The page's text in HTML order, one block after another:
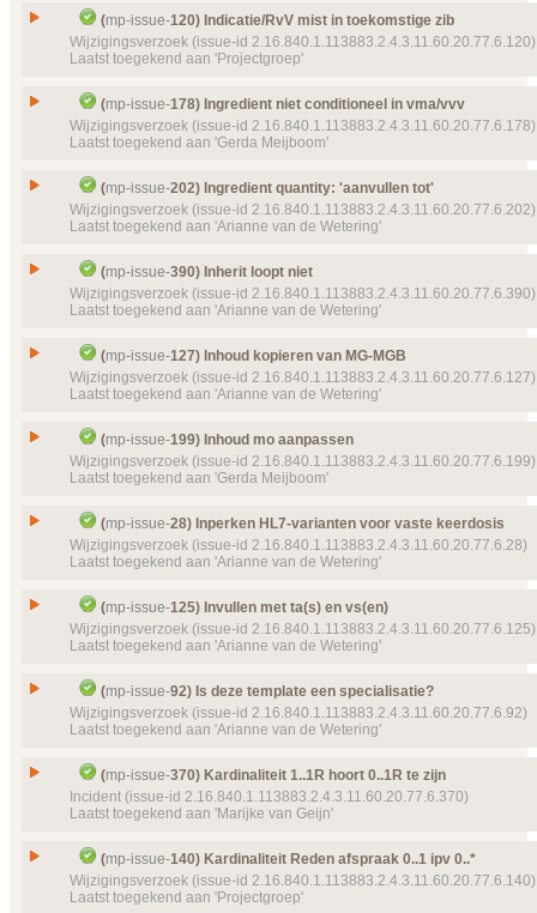
Status
Gesloten, toegekend
Prioriteit
normaal
Issue
Indicatie laten vervallen ten gunste van 'concern'
mp-issue-168
Wijzigingsverzoek
Gesloten, toegekend
Prioriteit
normaal
Object(en)
Doel van verwijzing ontbreekt
IssueReden van voorschrijven toevoegen
Details
Klik hier voor alle issuedetails
(mp-issue-120) Indicatie/RvV mist in toekomstige zib
Wijzigingsverzoek (issue-id 2.16.840.1.113883.2.4.3.11.60.20.77.6.120)
Laatst toegekend aan 'Projectgroep'
Issue
Indicatie/RvV mist in toekomstige zib
mp-issue-120
Wijzigingsverzoek
Gesloten, toegekend
Prioriteit
normaal
Details
Klik hier voor alle issuedetails
(mp-issue-178) Ingredient niet conditioneel in vma/vvv
Wijzigingsverzoek (issue-id 2.16.840.1.113883.2.4.3.11.60.20.77.6.178)
Laatst toegekend aan 'Gerda Meijboom'
Issue
Ingredient niet conditioneel in vma/vvv
mp-issue-178
Wijzigingsverzoek
Gesloten, toegekend
Prioriteit
normaal
Object(en)
Doel van verwijzing ontbreekt
Details
Klik hier voor alle issuedetails
(mp-issue-202) Ingredient quantity: 'aanvullen tot'
Wijzigingsverzoek (issue-id 2.16.840.1.113883.2.4.3.11.60.20.77.6.202)
Laatst toegekend aan 'Arianne van de Wetering'
Issue
Ingredient quantity: 'aanvullen tot'
mp-issue-202
Wijzigingsverzoek
Gesloten, toegekend
Prioriteit
normaal
Object(en)
Doel van verwijzing ontbreekt
TemplateMP Ingredient quantity
9071 (2016‑06‑18 20:41:53)
Details
Klik hier voor alle issuedetails
(mp-issue-390) Inherit loopt niet
Wijzigingsverzoek (issue-id 2.16.840.1.113883.2.4.3.11.60.20.77.6.390)
Laatst toegekend aan 'Arianne van de Wetering'
Issue
Inherit loopt niet
mp-issue-390
Wijzigingsverzoek
Gesloten, toegekend
Prioriteit
normaal
Labels
(P907) Publicatie 9.0.7
Object(en)
23714 (2018‑04‑20 11:36:35)
Details
Klik hier voor alle issuedetails
(mp-issue-127) Inhoud kopieren van MG-MGB
Wijzigingsverzoek (issue-id 2.16.840.1.113883.2.4.3.11.60.20.77.6.127)
Laatst toegekend aan 'Arianne van de Wetering'
Issue
Inhoud kopieren van MG-MGB
mp-issue-127
Wijzigingsverzoek
Gesloten, toegekend
Prioriteit
normaal
Object(en)
Doel van verwijzing ontbreekt
Details
Klik hier voor alle issuedetails
(mp-issue-199) Inhoud mo aanpassen
Wijzigingsverzoek (issue-id 2.16.840.1.113883.2.4.3.11.60.20.77.6.199)
Laatst toegekend aan 'Gerda Meijboom'
Issue
Inhoud mo aanpassen
mp-issue-199
Wijzigingsverzoek
Gesloten, toegekend
Prioriteit
normaal
Object(en)
Doel van verwijzing ontbreekt
Details
Klik hier voor alle issuedetails
(mp-issue-28) Inperken HL7-varianten voor vaste keerdosis
Wijzigingsverzoek (issue-id 2.16.840.1.113883.2.4.3.11.60.20.77.6.28)
Laatst toegekend aan 'Arianne van de Wetering'
Issue
Inperken HL7-varianten voor vaste keerdosis
mp-issue-28
Wijzigingsverzoek
Gesloten, toegekend
Prioriteit
normaal
Object(en)
Template Quantity unit and translation(s)
Details
Klik hier voor alle issuedetails
(mp-issue-125) Invullen met ta(s) en vs(en)
Wijzigingsverzoek (issue-id 2.16.840.1.113883.2.4.3.11.60.20.77.6.125)
Laatst toegekend aan 'Arianne van de Wetering'
Issue
Invullen met ta(s) en vs(en)
mp-issue-125
Wijzigingsverzoek
Gesloten, toegekend
Prioriteit
normaal
Object(en)
Doel van verwijzing ontbreekt
Details
Klik hier voor alle issuedetails
(mp-issue-92) Is deze template een specialisatie?
Wijzigingsverzoek (issue-id 2.16.840.1.113883.2.4.3.11.60.20.77.6.92)
Laatst toegekend aan 'Arianne van de Wetering'
Issue
Is deze template een specialisatie?
mp-issue- 92
Wijzigingsverzoek
Gesloten, toegekend
Prioriteit
normaal
Object(en)
Doel van verwijzing ontbreekt
(mp-issue-370) Kardinaliteit 1..1R hoort 0..1R te zijn
Incident (issue-id 2.16.840.1.113883.2.4.3.11.60.20.77.6.370)
Laatst toegekend aan 'Marijke van Geijn'
Issue
Kardinaliteit 1..1R hoort 0..1R te zijn
mp-issue-370
Incident
(mp-issue-140) Kardinaliteit Reden afspraak 0..1 ipv 0..*
Wijzigingsverzoek (issue-id 2.16.840.1.113883.2.4.3.11.60.20.77.6.140)
Laatst toegekend aan 'Projectgroep'